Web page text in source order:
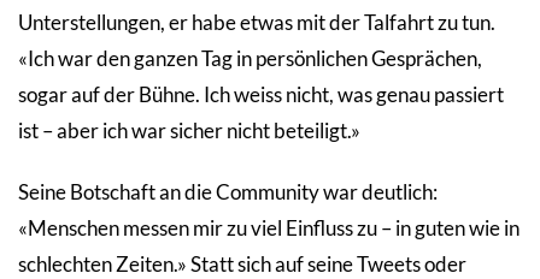
Unterstellungen, er habe etwas mit der Talfahrt zu tun.
«Ich war den ganzen Tag in persönlichen Gesprächen,
sogar auf der Bühne. Ich weiss nicht, was genau passiert
ist – aber ich war sicher nicht beteiligt.»
Seine Botschaft an die Community war deutlich:
«Menschen messen mir zu viel Einfluss zu – in guten wie in
schlechten Zeiten.» Statt sich auf seine Tweets oder